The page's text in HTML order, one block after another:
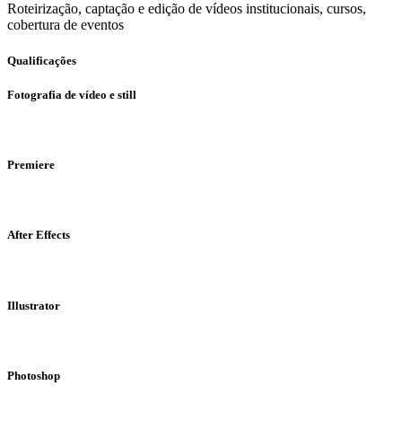
Roteirização, captação e edição de vídeos institucionais, cursos,
cobertura de eventos
Qualificações
Fotografia de vídeo e still
Premiere
After Effects
Illustrator
Photoshop